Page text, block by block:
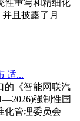
性重写和精细化
且披露了月
适...
的《智能网联汽
强制性国
化管理委员会